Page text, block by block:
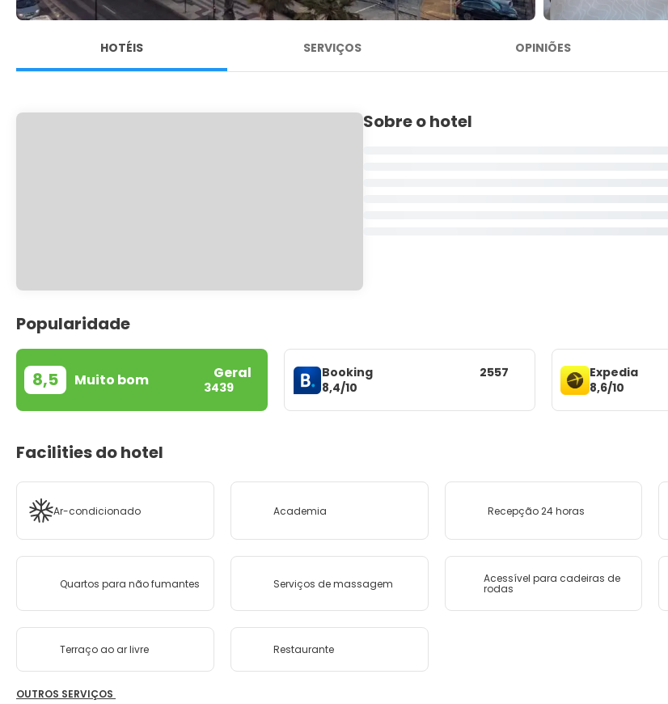
HOTÉIS SERVIÇOS OPINIÕES
Sobre o hotel
Popularidade
8,5 Muito bom Geral
3439
Booking
8,4/10
2557
Expedia
8,6/10
Facilities do hotel
Ar-condicionado Academia Recepção 24 horas
Quartos para não fumantes Serviços de massagem Acessível para cadeiras de
rodas
Terraço ao ar livre Restaurante
OUTROS SERVIÇOS